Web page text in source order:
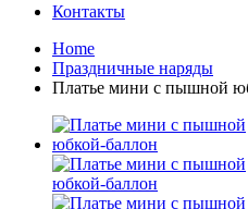
Контакты
Home
Праздничные наряды
Платье мини с пышной